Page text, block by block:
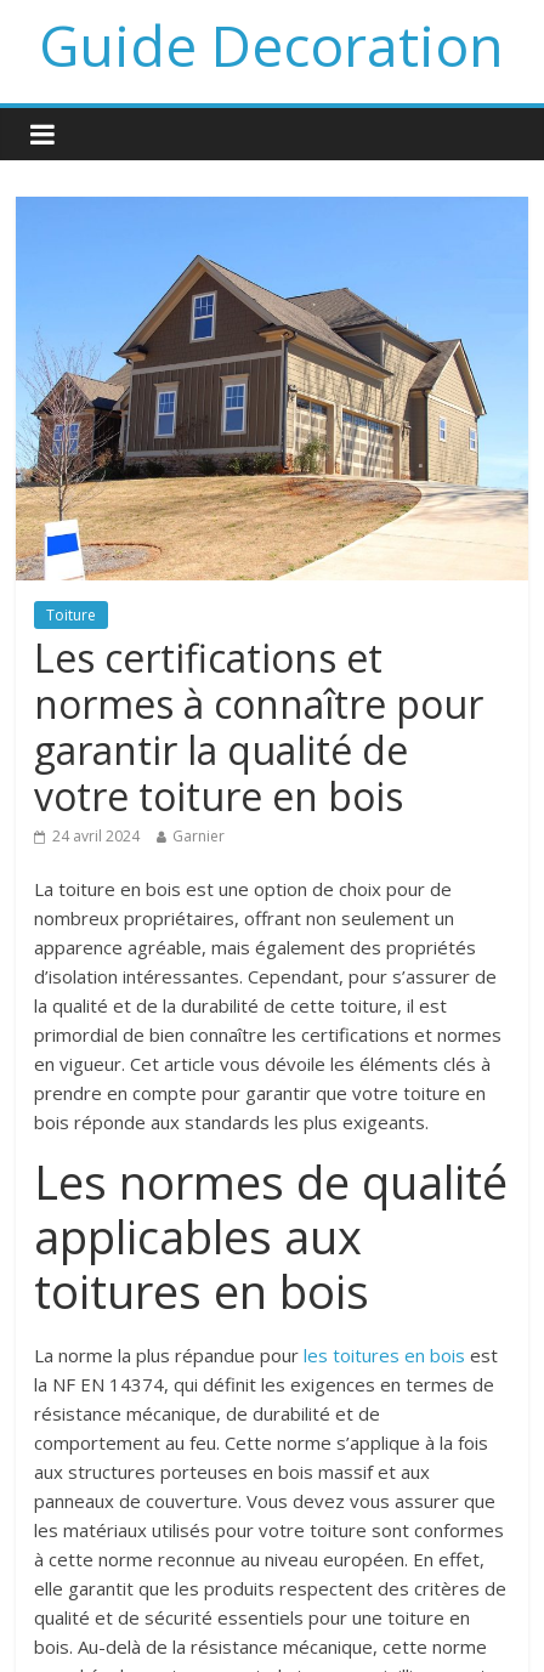
Guide Decoration
Toiture
Les certifications et
normes à connaître pour
garantir la qualité de
votre toiture en bois
24 avril 2024 Garnier
La toiture en bois est une option de choix pour de
nombreux propriétaires, offrant non seulement un
apparence agréable, mais également des propriétés
d’isolation intéressantes. Cependant, pour s’assurer de
la qualité et de la durabilité de cette toiture, il est
primordial de bien connaître les certifications et normes
en vigueur. Cet article vous dévoile les éléments clés à
prendre en compte pour garantir que votre toiture en
bois réponde aux standards les plus exigeants.
Les normes de qualité
applicables aux
toitures en bois
La norme la plus répandue pourles toitures en bois est
la NF EN 14374, qui définit les exigences en termes de
résistance mécanique, de durabilité et de
comportement au feu. Cette norme s’applique à la fois
aux structures porteuses en bois massif et aux
panneaux de couverture. Vous devez vous assurer que
les matériaux utilisés pour votre toiture sont conformes
à cette norme reconnue au niveau européen. En effet,
elle garantit que les produits respectent des critères de
qualité et de sécurité essentiels pour une toiture en
bois. Au-delà de la résistance mécanique, cette norme